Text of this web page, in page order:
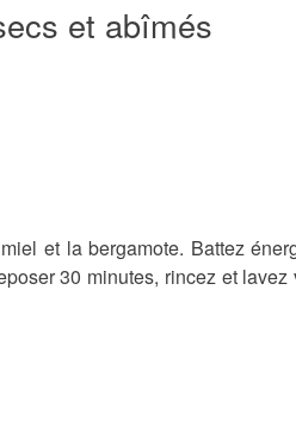
et abîmés
et la bergamote. Battez
30 minutes, rincez et